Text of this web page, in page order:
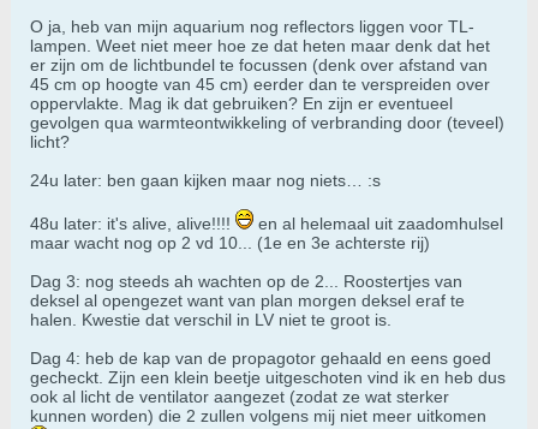
O ja, heb van mijn aquarium nog reflectors liggen voor TL-
lampen. Weet niet meer hoe ze dat heten maar denk dat het
er zijn om de lichtbundel te focussen (denk over afstand van
45 cm op hoogte van 45 cm) eerder dan te verspreiden over
oppervlakte. Mag ik dat gebruiken? En zijn er eventueel
gevolgen qua warmteontwikkeling of verbranding door (teveel)
licht?
24u later: ben gaan kijken maar nog niets… :s
48u later: it's alive, alive!!!!
en al helemaal uit zaadomhulsel
maar wacht nog op 2 vd 10... (1e en 3e achterste rij)
Dag 3: nog steeds ah wachten op de 2... Roostertjes van
deksel al opengezet want van plan morgen deksel eraf te
halen. Kwestie dat verschil in LV niet te groot is.
Dag 4: heb de kap van de propagotor gehaald en eens goed
gecheckt. Zijn een klein beetje uitgeschoten vind ik en heb dus
ook al licht de ventilator aangezet (zodat ze wat sterker
kunnen worden) die 2 zullen volgens mij niet meer uitkomen